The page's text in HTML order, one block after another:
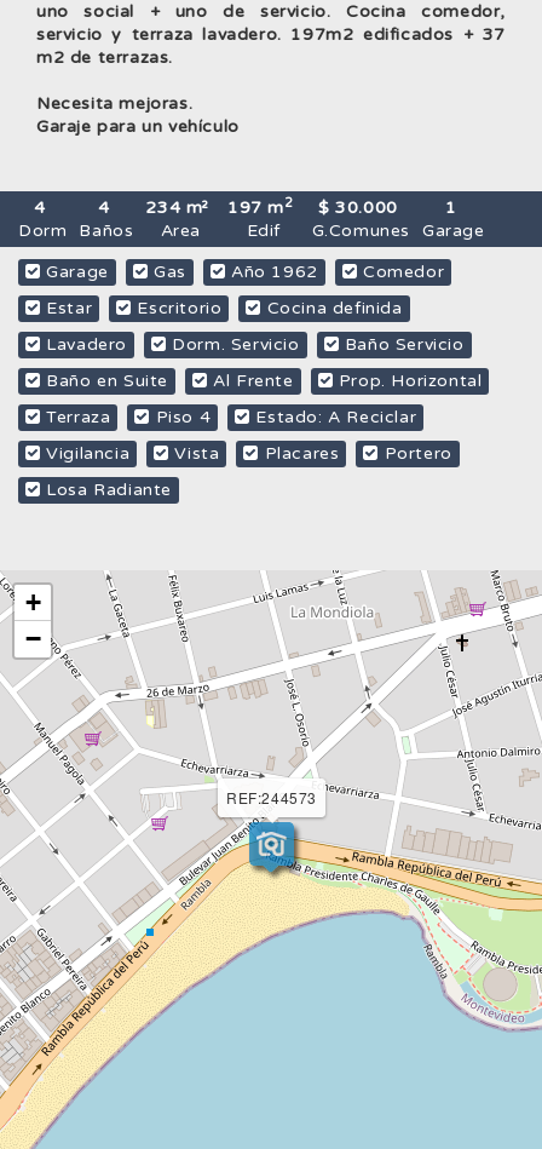
uno social + uno de servicio. Cocina comedor,
servicio y terraza lavadero. 197m2 edificados + 37
m2 de terrazas.
Necesita mejoras.
Garaje para un vehículo
4
Dorm
4
Baños
234 m²
Area
197 m2
Edif
$ 30.000
G.Comunes
1
Garage
Garage
Gas Año 1962
Comedor
Estar
Escritorio
Cocina definida
Lavadero
Dorm. Servicio
Baño Servicio
Baño en Suite
Al Frente
Prop. Horizontal
Terraza
Piso 4
Estado: A Reciclar
Vigilancia
Vista Placares
Portero
Losa Radiante
REF:244573
+
−